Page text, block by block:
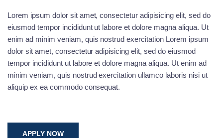
Lorem ipsum dolor sit amet, consectetur adipisicing elit, sed do
eiusmod tempor incididunt ut labore et dolore magna aliqua. Ut
enim ad minim veniam, quis nostrud exercitation Lorem ipsum
dolor sit amet, consectetur adipisicing elit, sed do eiusmod
tempor incididunt ut labore et dolore magna aliqua. Ut enim ad
minim veniam, quis nostrud exercitation ullamco laboris nisi ut
aliquip ex ea commodo consequat.
APPLY NOW